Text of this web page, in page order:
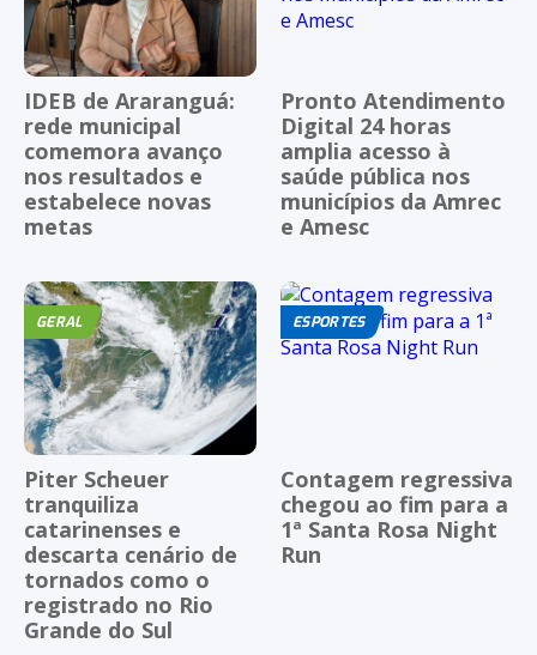
IDEB de Araranguá:
rede municipal
comemora avanço
nos resultados e
estabelece novas
metas
Pronto Atendimento
Digital 24 horas
amplia acesso à
saúde pública nos
municípios da Amrec
e Amesc
GERAL
Piter Scheuer
tranquiliza
catarinenses e
descarta cenário de
tornados como o
registrado no Rio
Grande do Sul
ESPORTES
Contagem regressiva
chegou ao fim para a
1ª Santa Rosa Night
Run